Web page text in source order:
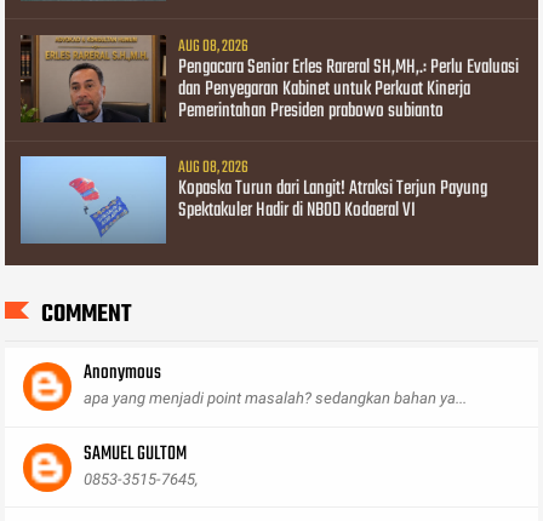
AUG 08, 2026
Pengacara Senior Erles Rareral SH,MH,.: Perlu Evaluasi
dan Penyegaran Kabinet untuk Perkuat Kinerja
Pemerintahan Presiden prabowo subianto
AUG 08, 2026
Kopaska Turun dari Langit! Atraksi Terjun Payung
Spektakuler Hadir di NBOD Kodaeral VI
COMMENT
Anonymous
apa yang menjadi point masalah? sedangkan bahan ya...
SAMUEL GULTOM
0853-3515-7645,